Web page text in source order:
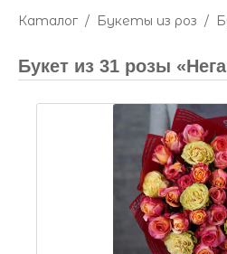
Каталог / Букеты из роз /
Букет из 31 розы